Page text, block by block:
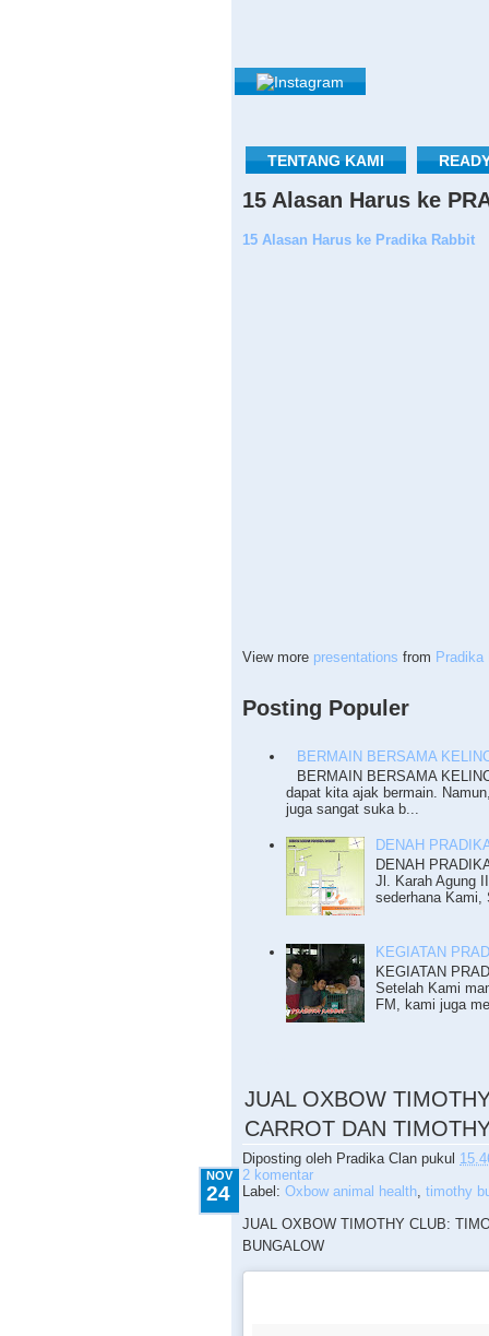
TENTANG KAMI
15 Alasan Harus ke
15 Alasan Harus ke Pradika Rabbit
View more presentations from Pradika
Posting Populer
BERMAIN BERSAMA
BERMAIN BERSAMA
dapat kita ajak bermain.
juga sangat suka b...
DENAH
DENAH
Jl. Karah Agung
sederhana Kami,
KEGIATAN
KEGIATAN
Setelah Kami
FM, kami juga
JUAL OXBOW
CARROT DAN
Diposting oleh Pradika Clan pukul
NOV
24
2 komentar
Label: Oxbow animal health timothy
JUAL OXBOW TIMOTHY CLUB:
BUNGALOW